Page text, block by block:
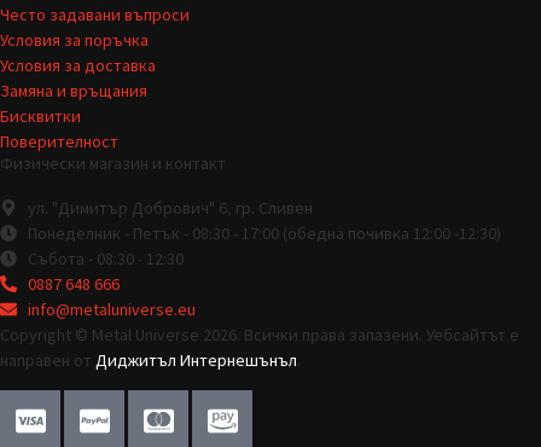
Често задавани въпроси
Условия за поръчка
Условия за доставка
Замяна и връщания
Бисквитки
Поверителност
Физически магазин и контакт
ул. "Димитър Добрович" 6, гр. Сливен
Понеделник - Петък - 08:30 - 17:00 (обедна почивка 12:00 -12:30)
Събота - 08:30 - 12:30
0887 648 666
info@metaluniverse.eu
Copyright © Metal Universe 2026. Всички права запазени. Уебсайтът е
направен от Диджитъл Интернешънъл.